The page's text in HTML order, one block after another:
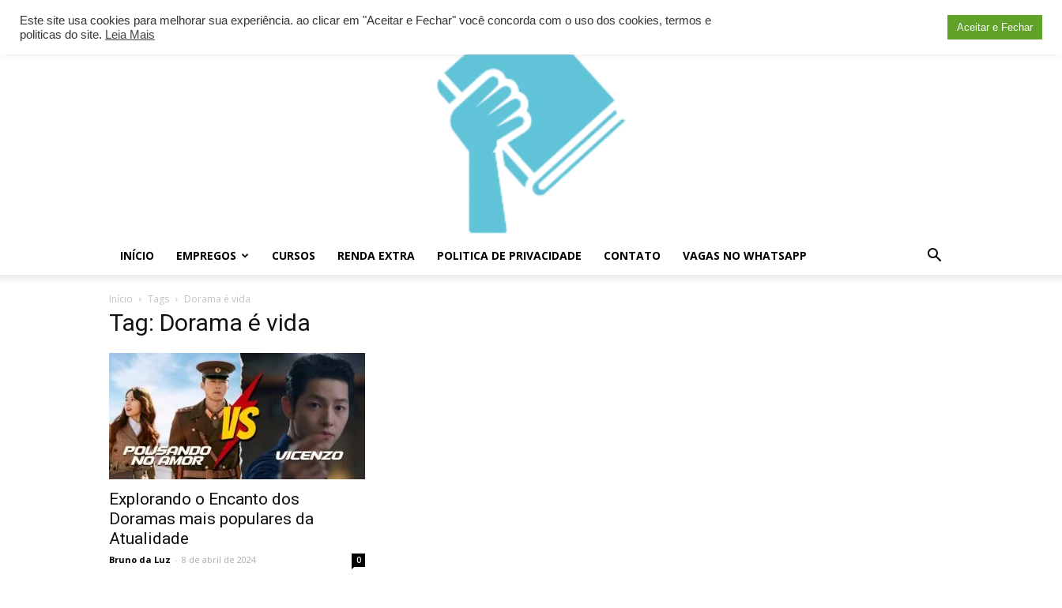
INÍCIO EMPREGOS CURSOS RENDA EXTRA POLITICA DE PRIVACIDADE CONTATO VAGAS NO WHATSAPP
Início Tags Dorama é vida
Tag: Dorama é vida
Explorando o Encanto dos
Doramas mais populares da
Atualidade
Bruno da Luz - 8 de abril de 2024 0
Este site usa cookies para melhorar sua experiência. ao clicar em "Aceitar e Fechar" você concorda com o uso dos cookies, termos e
politicas do site. Leia Mais
Aceitar e Fechar